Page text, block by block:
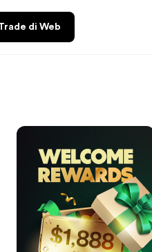
di Web